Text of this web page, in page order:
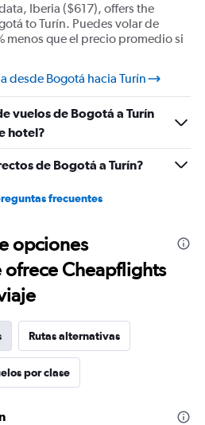
Iberia ($617), offers the
to Turín. Puedes volar de
menos que el precio promedio si
desde Bogotá hacia Turín
vuelos de Bogotá a Turín
hotel?
de Bogotá a Turín?
frecuentes
opciones
Cheapflights
Rutas alternativas
por clase